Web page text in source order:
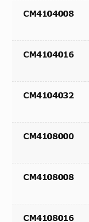
CM4104008
CM4104016
CM4104032
CM4108000
CM4108008
CM4108016